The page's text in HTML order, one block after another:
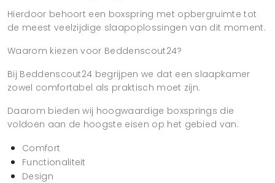
Hierdoor behoort een boxspring met opbergruimte tot
de meest veelzijdige slaapoplossingen van dit moment.
Waarom kiezen voor Beddenscout24?
Bij Beddenscout24 begrijpen we dat een slaapkamer
zowel comfortabel als praktisch moet zijn.
Daarom bieden wij hoogwaardige boxsprings die
voldoen aan de hoogste eisen op het gebied van:
Comfort
Functionaliteit
Design